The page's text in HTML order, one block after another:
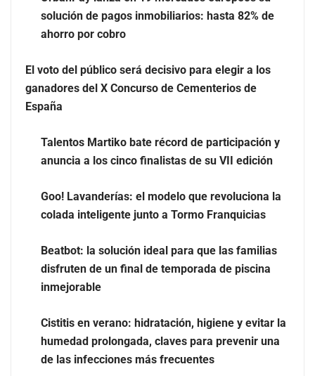
Eulalia Roig lanza ‘The Journal’, una revista digital
mensual de entrevistas y fotografía editorial
de pagos inmobiliarios: hasta 82% de ahorro por cobro
El voto del público será decisivo para elegir a los
solución de pagos inmobiliarios: hasta 82% de
ahorro por cobro
El voto del público será decisivo para elegir a los
ganadores del X Concurso de Cementerios de
España
Talentos Martiko bate récord de participación y
anuncia a los cinco finalistas de su VII edición
Goo! Lavanderías: el modelo que revoluciona la
colada inteligente junto a Tormo Franquicias
Beatbot: la solución ideal para que las familias
disfruten de un final de temporada de piscina
inmejorable
Cistitis en verano: hidratación, higiene y evitar la
humedad prolongada, claves para prevenir una
de las infecciones más frecuentes